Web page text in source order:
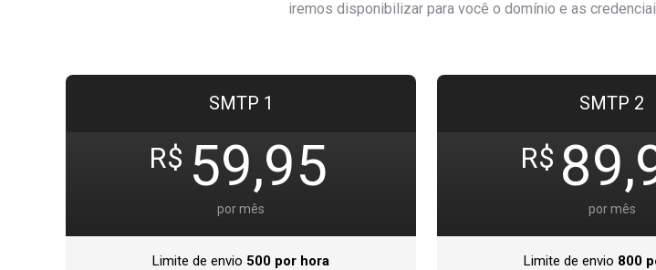
iremos disponibilizar para você o domínio e as
SMTP 1
R$ 59,95
por mês
Limite de envio 500 por hora
SMTP 2
R$
por mês
Limite de envio 800